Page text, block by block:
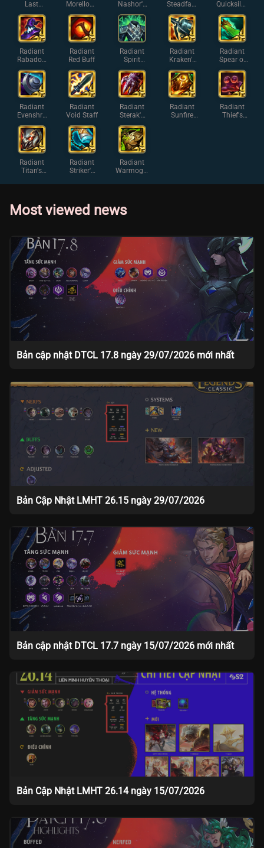
Last
Whisper
Morellono
micon
Nashor's
Tooth
Steadfast
Heart
Quicksilve
r
Radiant
Rabadon'
s
Deathcap
Radiant
Red Buff
Radiant
Spirit
Visage
Radiant
Kraken's
Fury
Radiant
Spear of
Shojin
Radiant
Evenshro
ud
Radiant
Void Staff
Radiant
Sterak's
Gage
Radiant
Sunfire
Radiant
Thief's
Radiant
Titan's
Radiant
Striker's
Radiant
Warmog's
Most viewed news
Bản cập nhật DTCL 17.8 ngày 29/07/2026 mới nhất
Bản Cập Nhật LMHT 26.15 ngày 29/07/2026
Bản cập nhật DTCL 17.7 ngày 15/07/2026 mới nhất
Bản Cập Nhật LMHT 26.14 ngày 15/07/2026